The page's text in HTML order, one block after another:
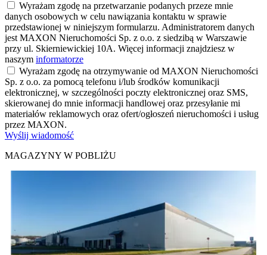
Wyrażam zgodę na przetwarzanie podanych przeze mnie
danych osobowych w celu nawiązania kontaktu w sprawie
przedstawionej w niniejszym formularzu. Administratorem danych
jest MAXON Nieruchomości Sp. z o.o. z siedzibą w Warszawie
przy ul. Skierniewickiej 10A. Więcej informacji znajdziesz w
naszym informatorze
Wyrażam zgodę na otrzymywanie od MAXON Nieruchomości
Sp. z o.o. za pomocą telefonu i/lub środków komunikacji
elektronicznej, w szczególności poczty elektronicznej oraz SMS,
skierowanej do mnie informacji handlowej oraz przesyłanie mi
materiałów reklamowych oraz ofert/ogłoszeń nieruchomości i usług
przez MAXON.
Wyślij wiadomość
MAGAZYNY W POBLIŻU